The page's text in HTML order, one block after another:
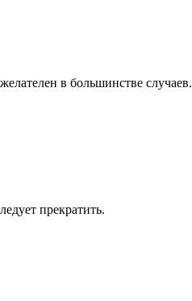
в большинстве случаев.
прекратить.